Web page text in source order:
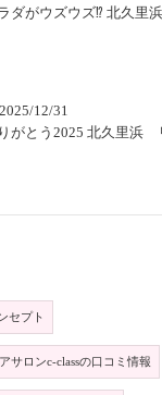
2025/12/31
セプト
サロンc-classの口コミ情報